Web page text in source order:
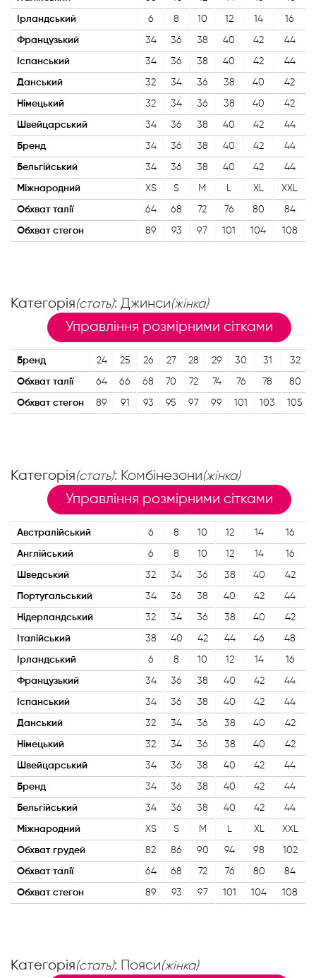
Ірландський 6 8 10 12 14 16
Французький 34 36 38 40 42 44
Іспанський 34 36 38 40 42 44
Данський 32 34 36 38 40 42
Німецький 32 34 36 38 40 42
Швейцарський 34 36 38 40 42 44
Бренд 34 36 38 40 42 44
Бельгійський 34 36 38 40 42 44
Міжнародний XS S M L XL XXL
Обхват талії 64 68 72 76 80 84
Обхват стегон 89 93 97 101 104 108
Категорія(стать): Джинси(жінка)
Управління розмірними сітками
Бренд 24 25 26 27 28 29 30 31 32
Обхват талії 64 66 68 70 72 74 76 78 80
Обхват стегон 89 91 93 95 97 99 101 103 105
Категорія(стать): Комбінезони(жінка)
Управління розмірними сітками
Австралійський 6 8 10 12 14 16
Англійський 6 8 10 12 14 16
Шведський 32 34 36 38 40 42
Португальський 34 36 38 40 42 44
Нідерландський 32 34 36 38 40 42
Італійський 38 40 42 44 46 48
Ірландський 6 8 10 12 14 16
Французький 34 36 38 40 42 44
Іспанський 34 36 38 40 42 44
Данський 32 34 36 38 40 42
Німецький 32 34 36 38 40 42
Швейцарський 34 36 38 40 42 44
Бренд 34 36 38 40 42 44
Бельгійський 34 36 38 40 42 44
Міжнародний XS S M L XL XXL
Обхват грудей 82 86 90 94 98 102
Обхват талії 64 68 72 76 80 84
Обхват стегон 89 93 97 101 104 108
Категорія(стать): Пояси(жінка)